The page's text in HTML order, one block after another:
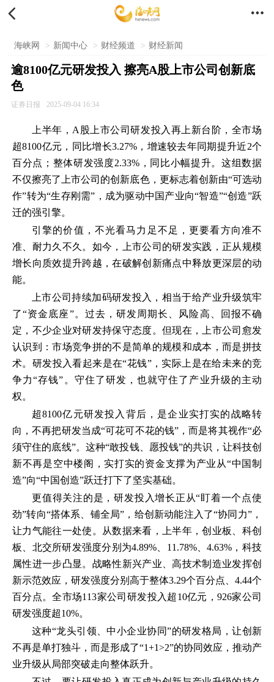
 
海峡网 > 新闻中心 > 财经频道 > 财经新闻
逾8100亿元研发投入 擦亮A股上市公司创新底
色
证券日报 2025-09-04 16:34
上半年，A股上市公司研发投入再上新台阶，全市场
超8100亿元，同比增长3.27%，增速较去年同期提升近2个
百分点；整体研发强度2.33%，同比小幅提升。这组数据
不仅擦亮了上市公司的创新底色，更标志着创新由“可选动
作”转为“生存刚需”，成为驱动中国产业向“智造”“创造”跃
迁的强引擎。
引擎的价值，不光看马力足不足，更要看方向准不
准、耐力久不久。如今，上市公司的研发实践，正从规模
增长向质效提升跨越，在破解创新痛点中释放更深层的动
能。
上市公司持续加码研发投入，相当于给产业升级筑牢
了“资金底座”。过去，研发周期长、风险高、回报不确
定，不少企业对研发持保守态度。但现在，上市公司愈发
认识到：市场竞争拼的不是简单的规模和成本，而是拼技
术。研发投入看起来是在“花钱”，实际上是在给未来的竞
争力“存钱”。守住了研发，也就守住了产业升级的主动
权。
超8100亿元研发投入背后，是企业实打实的战略转
向，不再把研发当成“可花可不花的钱”，而是将其视作“必
须守住的底线”。这种“敢投钱、愿投钱”的共识，让科技创
新不再是空中楼阁，实打实的资金支撑为产业从“中国制
造”向“中国创造”跃迁打下了坚实基础。
更值得关注的是，研发投入增长正从“盯着一个点使
劲”转向“搭体系、铺全局”，给创新动能注入了“协同力”，
让力气能往一处使。从数据来看，上半年，创业板、科创
板、北交所研发强度分别为4.89%、11.78%、4.63%，科技
属性进一步凸显。战略性新兴产业、高技术制造业发挥创
新示范效应，研发强度分别高于整体3.29个百分点、4.44个
百分点。全市场113家公司研发投入超10亿元，926家公司
研发强度超10%。
这种“龙头引领、中小企业协同”的研发格局，让创新
不再是单打独斗，而是形成了“1+1>2”的协同效应，推动产
业升级从局部突破走向整体跃升。